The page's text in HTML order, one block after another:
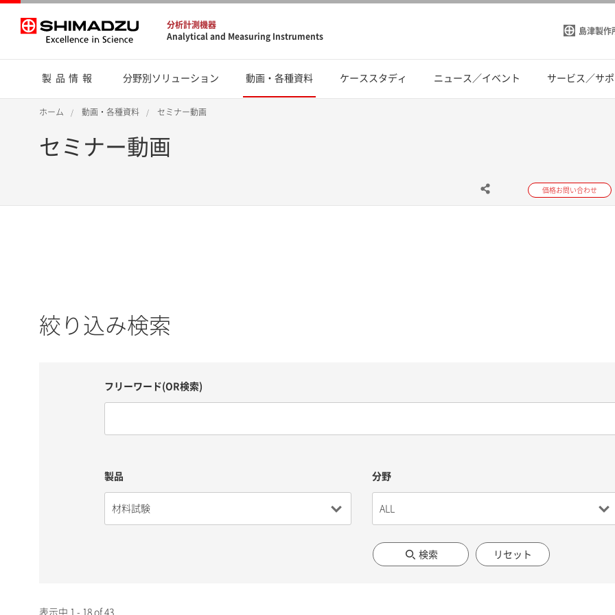
分析計測機器
Analytical and Measuring Instruments
島津製作
製品情報 分野別ソリューション 動画・各種資料 ケーススタディ ニュース／イベント サービス／サ
ホーム 動画・各種資料 セミナー動画
セミナー動画
価格お問い合わせ
絞り込み検索
フリーワード(OR検索)
製品 分野
検索 リセット
表示中 1 - 18 of 43